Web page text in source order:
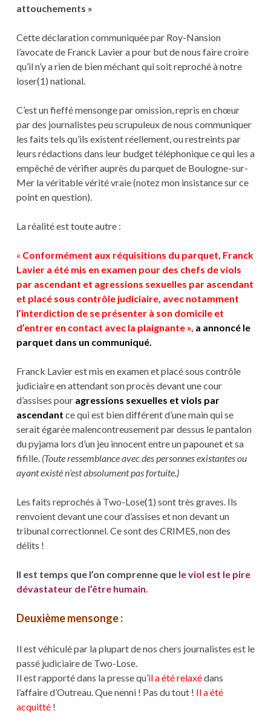
attouchements »
Cette déclaration communiquée par Roy-Nansion
l’avocate de Franck Lavier a pour but de nous faire croire
qu’il n’y a rien de bien méchant qui soit reproché à notre
loser(1) national.
C’est un fieffé mensonge par omission, repris en chœur
par des journalistes peu scrupuleux de nous communiquer
les faits tels qu’ils existent réellement, ou restreints par
leurs rédactions dans leur budget téléphonique ce qui les a
empêché de vérifier auprès du parquet de Boulogne-sur-
Mer la véritable vérité vraie (notez mon insistance sur ce
point en question).
La réalité est toute autre :
« Conformément aux réquisitions du parquet, Franck
Lavier a été mis en examen pour des chefs de viols
par ascendant et agressions sexuelles par ascendant
et placé sous contrôle judiciaire, avec notamment
l’interdiction de se présenter à son domicile et
d’entrer en contact avec la plaignante », a annoncé le
parquet dans un communiqué.
Franck Lavier est mis en examen et placé sous contrôle
judiciaire en attendant son procès devant une cour
d’assises pour agressions sexuelles et viols par
ascendant ce qui est bien différent d’une main qui se
serait égarée malencontreusement par dessus le pantalon
du pyjama lors d’un jeu innocent entre un papounet et sa
fifille. (Toute ressemblance avec des personnes existantes ou
ayant existé n’est absolument pas fortuite.)
Les faits reprochés à Two-Lose(1) sont très graves. Ils
renvoient devant une cour d’assises et non devant un
tribunal correctionnel. Ce sont des CRIMES, non des
délits !
Il est temps que l’on comprenne que le viol est le pire
dévastateur de l’être humain.
Deuxième mensonge :
Il est véhiculé par la plupart de nos chers journalistes est le
passé judiciaire de Two-Lose.
Il est rapporté dans la presse qu’il a été relaxédans
l’affaire d’Outreau. Que nenni ! Pas du tout ! Il a été
acquitté!